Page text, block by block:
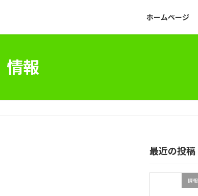
ホームページ
情報
最近の投稿
情報